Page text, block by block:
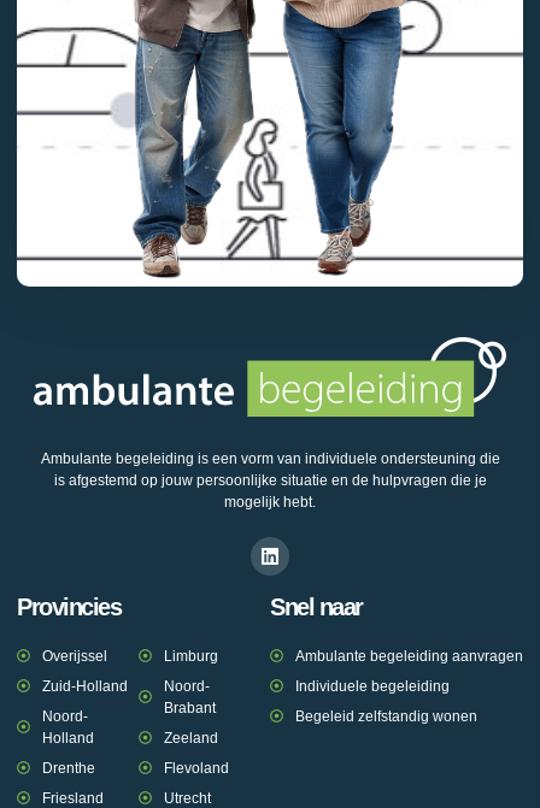
Ambulante begeleiding is een vorm van individuele ondersteuning die
is afgestemd op jouw persoonlijke situatie en de hulpvragen die je
mogelijk hebt.
Provincies
Overijssel
Zuid-Holland
Noord-
Holland
Drenthe
Friesland
Limburg
Noord-
Brabant
Zeeland
Flevoland
Utrecht
Snel naar
Ambulante begeleiding aanvragen
Individuele begeleiding
Begeleid zelfstandig wonen